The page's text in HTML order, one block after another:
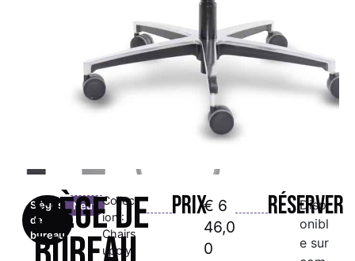
Sièges
de
bureau
Siège de
Neuf
Collect
ion :
Chairs
upply
Prix€ 6
46,0
0
Réserver
Disp
onibl
e sur